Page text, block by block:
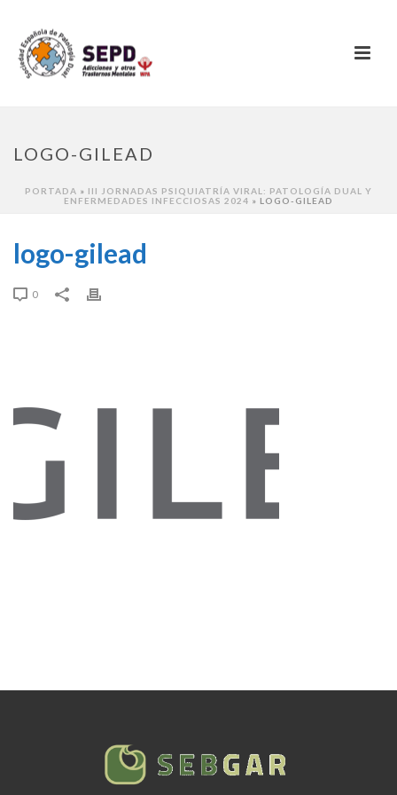
LOGO-GILEAD
PORTADA » III JORNADAS PSIQUIATRÍA VIRAL: PATOLOGÍA DUAL Y
ENFERMEDADES INFECCIOSAS 2024 » LOGO-GILEAD
logo-gilead
0